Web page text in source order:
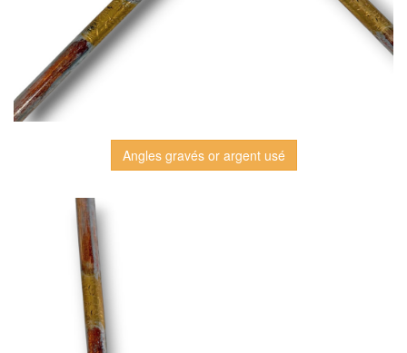
Angles gravés or argent usé